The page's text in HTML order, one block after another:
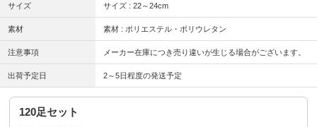
サイズ サイズ : 22～24cm
素材 素材 : ポリエステル・ポリウレタン
注意事項 メーカー在庫につき売り違いが生じる場合がございます。
出荷予定日 2～5日程度の発送予定
120足セット